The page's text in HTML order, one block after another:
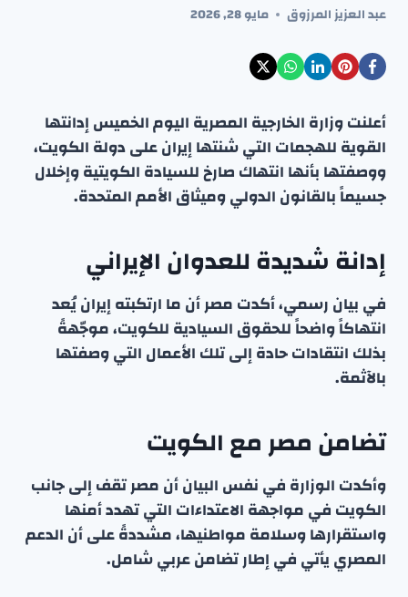
عبد العزيز المرزوق مايو 28, 2026
أعلنت وزارة الخارجية المصرية اليوم الخميس إدانتها
القوية للهجمات التي شنتها إيران على دولة الكويت،
ووصفتها بأنها انتهاك صارخ للسيادة الكويتية وإخلال
جسيماً بالقانون الدولي وميثاق الأمم المتحدة.
إدانة شديدة للعدوان الإيراني
في بيان رسمي، أكدت مصر أن ما ارتكبته إيران يُعد
انتهاكاً واضحاً للحقوق السيادية للكويت، موجّهةً
بذلك انتقادات حادة إلى تلك الأعمال التي وصفتها
بالآثمة.
تضامن مصر مع الكويت
وأكدت الوزارة في نفس البيان أن مصر تقف إلى جانب
الكويت في مواجهة الاعتداءات التي تهدد أمنها
واستقرارها وسلامة مواطنيها، مشددةً على أن الدعم
المصري يأتي في إطار تضامن عربي شامل.